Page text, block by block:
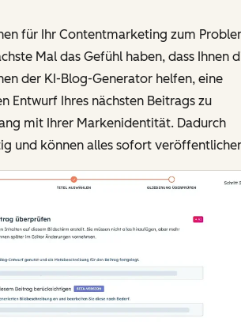
für Ihr Contentmarketing zum
Mal das Gefühl haben, dass Ihnen
der KI-Blog-Generator helfen, eine
Entwurf Ihres nächsten Beitrags zu
mit Ihrer Markenidentität. Dadurch
und können alles sofort